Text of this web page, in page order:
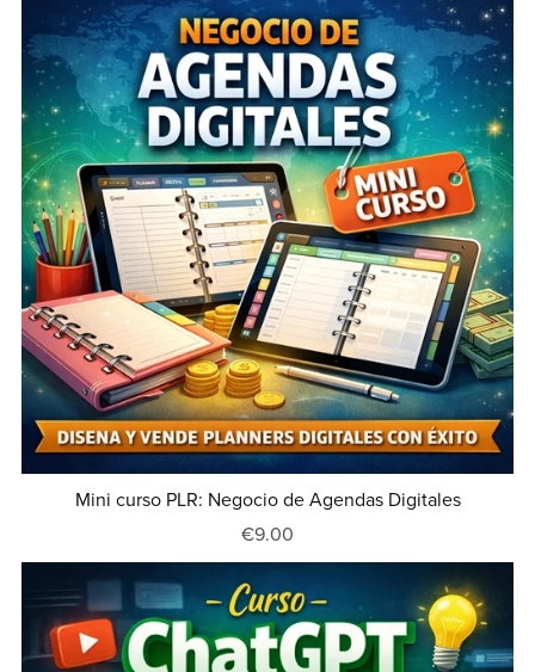
Mini curso PLR: Negocio de Agendas Digitales
€9.00